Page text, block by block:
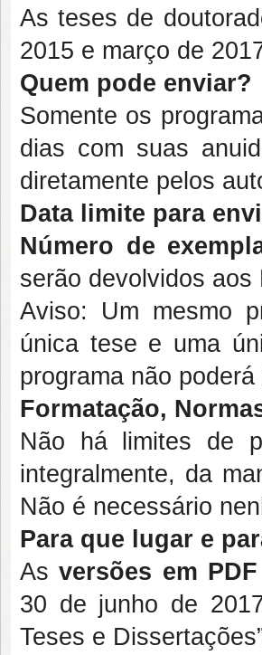
As teses de
2015 e março de
Quem pode enviar?
Somente os
dias com suas
diretamente pelos
Data limite para
Número de
serão devolvidos aos
Aviso: Um mesmo
única tese e uma
programa não
Formatação,
Não há limites de
integralmente, da
Não é necessário
Para que lugar e
Asversões em PDF
30 de junho de
Teses e